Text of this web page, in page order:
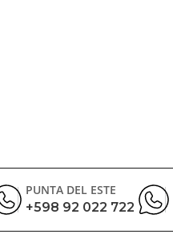
PUNTA DEL ESTE
+598 92 022 722